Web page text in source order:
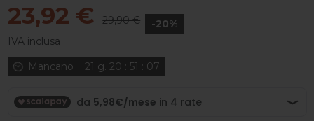
23,92 € 29,90 €
-20%
IVA inclusa
Mancano
21 g. 20 : 51 : 06